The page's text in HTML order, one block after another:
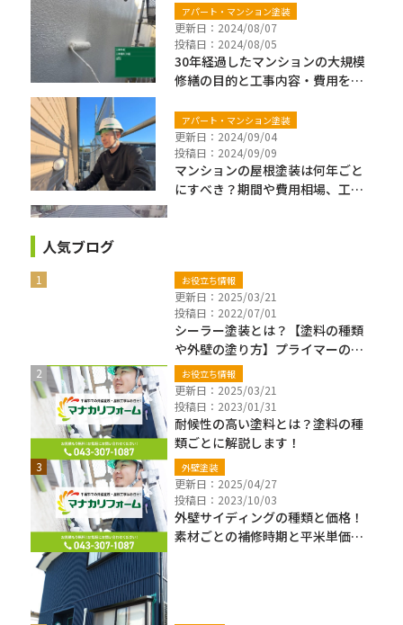
アパート・マンション塗装
更新日：2024/08/07
投稿日：2024/08/05
30年経過したマンションの大規模
修繕の目的と工事内容・費用を解
アパート・マンション塗装
更新日：2024/09/04
投稿日：2024/09/09
マンションの屋根塗装は何年ごと
にすべき？期間や費用相場、工程
人気ブログ
お役立ち情報
更新日：2025/03/21
投稿日：2022/07/01
シーラー塗装とは？【塗料の種類
や外壁の塗り方】プライマーの違
いも解説
お役立ち情報
更新日：2025/03/21
投稿日：2023/01/31
耐候性の高い塗料とは？塗料の種
類ごとに解説します！
外壁塗装
更新日：2025/04/27
投稿日：2023/10/03
外壁サイディングの種類と価格！
素材ごとの補修時期と平米単価も
新着ブログ